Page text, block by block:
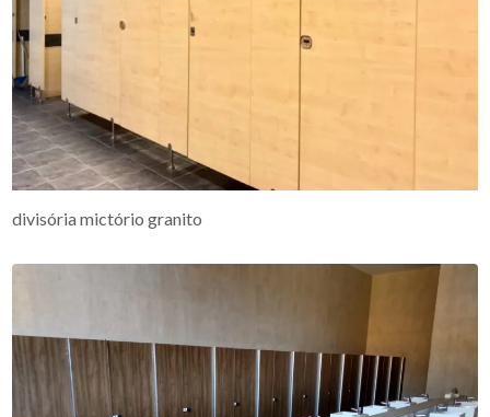
divisória mictório granito